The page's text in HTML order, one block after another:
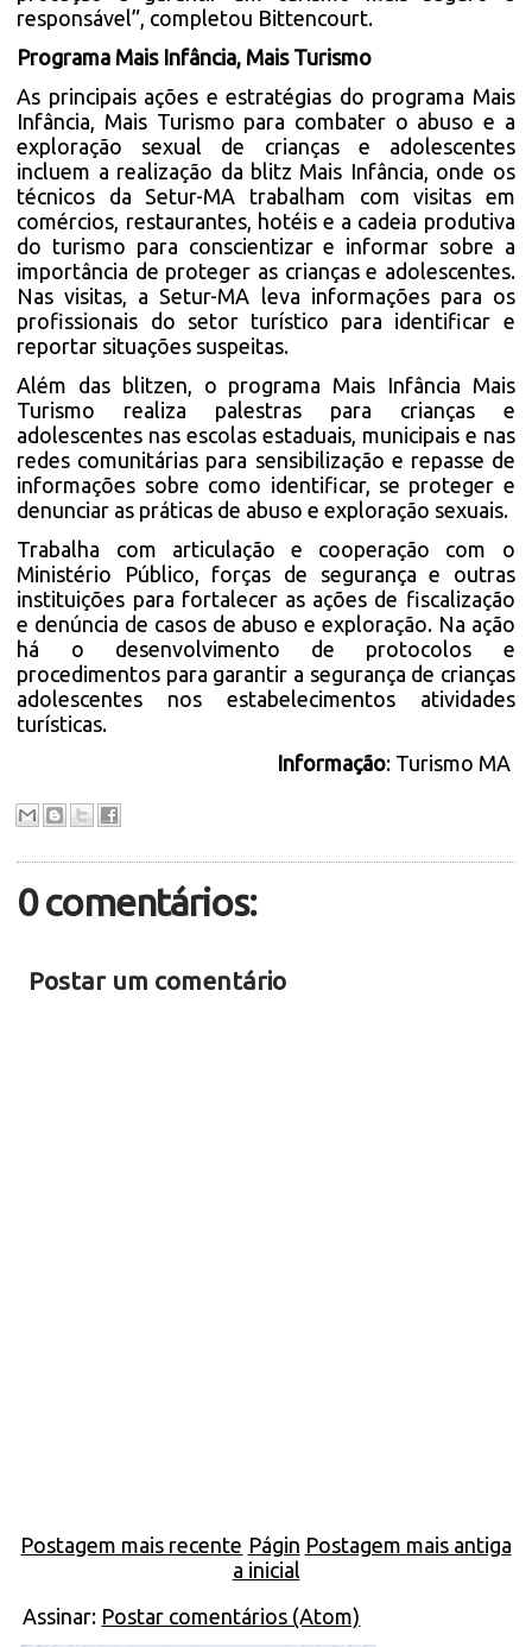
responsável”, completou Bittencourt.
Programa Mais Infância, Mais Turismo
As principais ações e estratégias do programa Mais
Infância, Mais Turismo para combater o abuso e a
exploração sexual de crianças e adolescentes
incluem a realização da blitz Mais Infância, onde os
técnicos da Setur-MA trabalham com visitas em
comércios, restaurantes, hotéis e a cadeia produtiva
do turismo para conscientizar e informar sobre a
importância de proteger as crianças e adolescentes.
Nas visitas, a Setur-MA leva informações para os
profissionais do setor turístico para identificar e
reportar situações suspeitas.
Além das blitzen, o programa Mais Infância Mais
Turismo realiza palestras para crianças e
adolescentes nas escolas estaduais, municipais e nas
redes comunitárias para sensibilização e repasse de
informações sobre como identificar, se proteger e
denunciar as práticas de abuso e exploração sexuais.
Trabalha com articulação e cooperação com o
Ministério Público, forças de segurança e outras
instituições para fortalecer as ações de fiscalização
e denúncia de casos de abuso e exploração. Na ação
há o desenvolvimento de protocolos e
procedimentos para garantir a segurança de crianças
adolescentes nos estabelecimentos atividades
turísticas.
Informação: Turismo MA
0 comentários:
Postar um comentário
Postagem mais recente Postagem mais antiga
Págin
a inicial
Assinar: Postar comentários (Atom)